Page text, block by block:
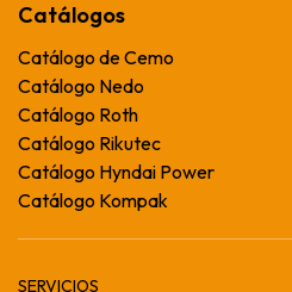
Catálogos
Catálogo de Cemo
Catálogo Nedo
Catálogo Roth
Catálogo Rikutec
Catálogo Hyndai Power
Catálogo Kompak
SERVICIOS